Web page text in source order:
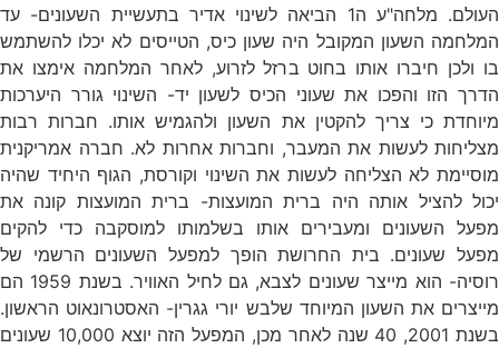
העולם. מלחה"ע ה1 הביאה לשינוי אדיר בתעשיית השעונים- עד
המלחמה השעון המקובל היה שעון כיס, הטייסים לא יכלו להשתמש
בו ולכן חיברו אותו בחוט ברזל לזרוע, לאחר המלחמה אימצו את
הדרך הזו והפכו את שעוני הכיס לשעון יד- השינוי גורר היערכות
מיוחדת כי צריך להקטין את השעון ולהגמיש אותו. חברות רבות
מצליחות לעשות את המעבר, וחברות אחרות לא. חברה אמריקנית
מוסיימת לא הצליחה לעשות את השינוי וקורסת, הגוף היחיד שהיה
יכול להציל אותה היה ברית המועצות- ברית המועצות קונה את
מפעל השעונים ומעבירים אותו בשלמותו למוסקבה כדי להקים
מפעל שעונים. בית החרושת הופך למפעל השעונים הרשמי של
רוסיה- הוא מייצר שעונים לצבא, גם לחיל האוויר. בשנת 1959 הם
מייצרים את השעון המיוחד שלבש יורי גגרין- האסטרונאוט הראשון.
בשנת 2001, 40 שנה לאחר מכן, המפעל הזה יוצא 10,000 שעונים